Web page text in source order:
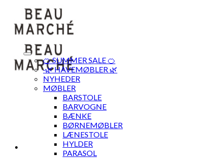
content
🍊 SUMMER SALE 🍊
·🌿 HAVEMØBLER 🌿
NYHEDER
MØBLER
BARSTOLE
BARVOGNE
BÆNKE
BØRNEMØBLER
LÆNESTOLE
HYLDER
PARASOL